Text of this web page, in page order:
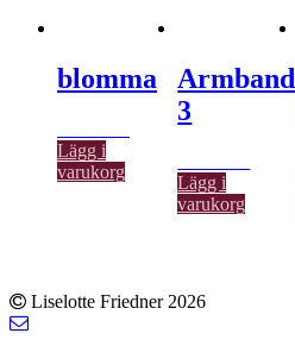
blomma
Lägg i
varukorg
Armband
3
Lägg i
varukorg
Liselotte Friedner 2026